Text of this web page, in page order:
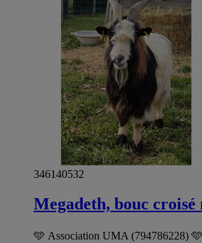
346140532
Megadeth, bouc croisé
🩵 Association UMA (794786228) 🩵